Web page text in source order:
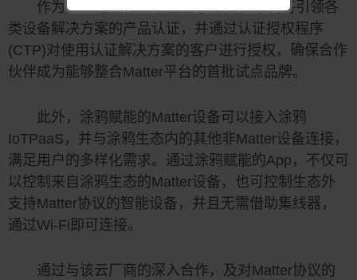
作为CSA连接标准联盟董事成员，涂鸦将引领各
类设备解决方案的产品认证，并通过认证授权程序
(CTP)对使用认证解决方案的客户进行授权，确保合作
伙伴成为能够整合Matter平台的首批试点品牌。
此外，涂鸦赋能的Matter设备可以接入涂鸦
IoTPaaS，并与涂鸦生态内的其他非Matter设备连接，
满足用户的多样化需求。通过涂鸦赋能的App，不仅可
以控制来自涂鸦生态的Matter设备，也可控制生态外
支持Matter协议的智能设备，并且无需借助集线器，
通过Wi-Fi即可连接。
通过与该云厂商的深入合作，及对Matter协议的